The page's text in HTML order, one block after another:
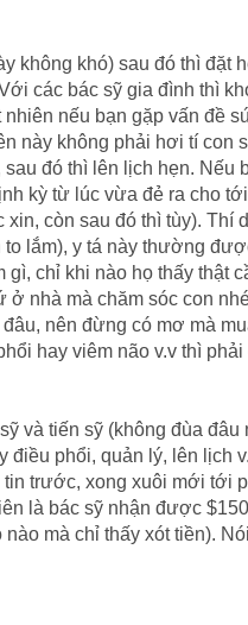
không khó) sau đó thì đặt
các bác sỹ gia đình thì
nếu bạn gặp vấn đề
này không phải hơi tí con
đó thì lên lịch hẹn. Nếu
kỳ từ lúc vừa đẻ ra cho
còn sau đó thì tùy). Thí
lắm), y tá này thường
chỉ khi nào họ thấy thật
nhà mà chăm sóc con
nên đừng có mơ mà
hay viêm não v.v thì
và tiến sỹ (không đùa đâu
phổi, quản lý, lên lịch
trước, xong xuôi mới tới
là bác sỹ nhận được
mà chỉ thấy xót tiền).